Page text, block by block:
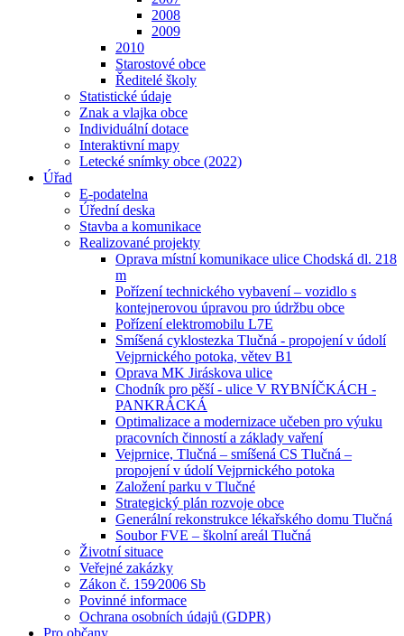
2008
2009
2010
Starostové obce
Ředitelé školy
Statistické údaje
Znak a vlajka obce
Individuální dotace
Interaktivní mapy
Letecké snímky obce (2022)
Úřad
E-podatelna
Úřední deska
Stavba a komunikace
Realizované projekty
Oprava místní komunikace ulice Chodská dl. 218
m
Pořízení technického vybavení – vozidlo s
kontejnerovou úpravou pro údržbu obce
Pořízení elektromobilu L7E
Smíšená cyklostezka Tlučná - propojení v údolí
Vejprnického potoka, větev B1
Oprava MK Jiráskova ulice
Chodník pro pěší - ulice V RYBNÍČKÁCH -
PANKRÁCKÁ
Optimalizace a modernizace učeben pro výuku
pracovních činností a základy vaření
Vejprnice, Tlučná – smíšená CS Tlučná –
propojení v údolí Vejprnického potoka
Založení parku v Tlučné
Strategický plán rozvoje obce
Generální rekonstrukce lékařského domu Tlučná
Soubor FVE – školní areál Tlučná
Životní situace
Veřejné zakázky
Zákon č. 159⁄2006 Sb
Povinné informace
Ochrana osobních údajů (GDPR)
Pro občany